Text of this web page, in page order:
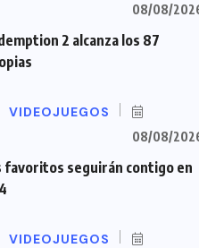
08/08/
2 alcanza los 87
VIDEOJUEGOS
08/08/
favoritos seguirán contigo en
VIDEOJUEGOS